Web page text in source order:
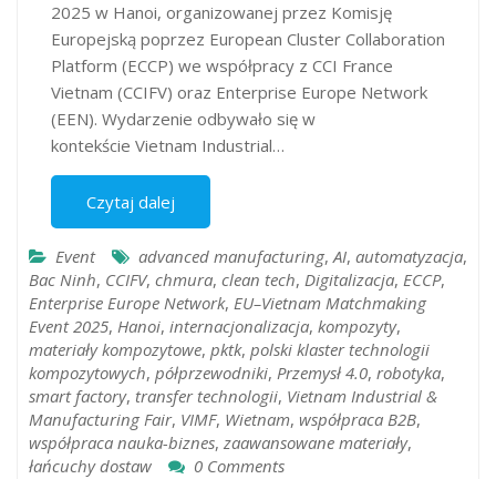
2025 w Hanoi, organizowanej przez Komisję
Europejską poprzez European Cluster Collaboration
Platform (ECCP) we współpracy z CCI France
Vietnam (CCIFV) oraz Enterprise Europe Network
(EEN). Wydarzenie odbywało się w
kontekście Vietnam Industrial…
Czytaj dalej
Event advanced manufacturing,AI, automatyzacja,
Bac Ninh, CCIFV, chmura, clean tech, Digitalizacja, ECCP,
Enterprise Europe Network, EU–Vietnam Matchmaking
Event 2025, Hanoi, internacjonalizacja, kompozyty,
materiały kompozytowe, pktk, polski klaster technologii
kompozytowych, półprzewodniki, Przemysł 4.0, robotyka,
smart factory, transfer technologii, Vietnam Industrial &
Manufacturing Fair, VIMF, Wietnam, współpraca B2B,
współpraca nauka-biznes, zaawansowane materiały,
łańcuchy dostaw
0 Comments